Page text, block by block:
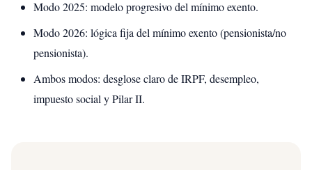
Modo 2025: modelo progresivo del mínimo exento.
Modo 2026: lógica fija del mínimo exento (pensionista/no
pensionista).
Ambos modos: desglose claro de IRPF, desempleo,
impuesto social y Pilar II.